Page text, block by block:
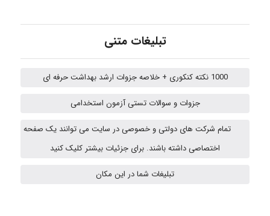
A.balandeh
تبلیغات متنی
1000 نکته کنکوری + خلاصه جزوات ارشد بهداشت حرفه ای
جزوات و سوالات تستی آزمون استخدامی
تمام شرکت های دولتی و خصوصی در سایت می توانند یک صفحه
اختصاصی داشته باشند. برای جزئیات بیشتر کلیک کنید
تبلیغات شما در این مکان